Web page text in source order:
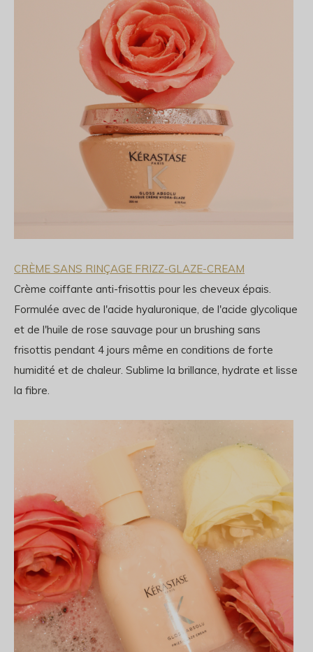
CRÈME SANS RINÇAGE FRIZZ-GLAZE-CREAM
Crème coiffante anti-frisottis pour les cheveux épais.
Formulée avec de l'acide hyaluronique, de l'acide glycolique
et de l'huile de rose sauvage pour un brushing sans
frisottis pendant 4 jours même en conditions de forte
humidité et de chaleur. Sublime la brillance, hydrate et lisse
la fibre.